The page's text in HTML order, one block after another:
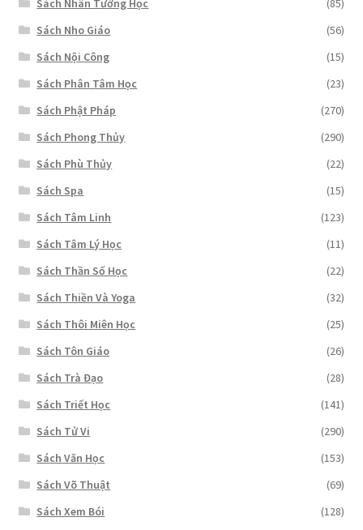
Sách Nhân Tướng Học
(85)
Sách Nho Giáo
(56)
Sách Nội Công
(15)
Sách Phân Tâm Học
(23)
Sách Phật Pháp
(270)
Sách Phong Thủy
(290)
Sách Phù Thủy
(22)
Sách Spa
(15)
Sách Tâm Linh
(123)
Sách Tâm Lý Học
(11)
Sách Thần Số Học
(22)
Sách Thiền Và Yoga
(32)
Sách Thôi Miên Học
(25)
Sách Tôn Giáo
(26)
Sách Trà Đạo
(28)
Sách Triết Học
(141)
Sách Tử Vi
(290)
Sách Văn Học
(153)
Sách Võ Thuật
(69)
Sách Xem Bói
(128)